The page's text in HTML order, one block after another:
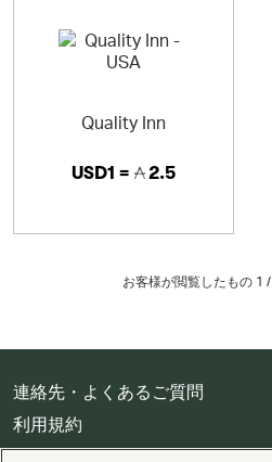
Quality Inn
USD1 = 2.5
お客様が閲覧したもの 1 /
連絡先・よくあるご質問
利用規約